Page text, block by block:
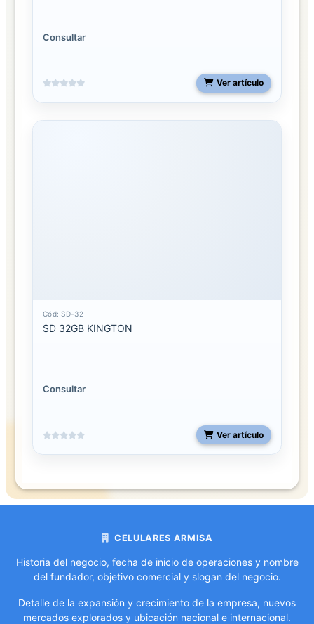
Consultar
Ver artículo
Cód: SD-32
SD 32GB KINGTON
Consultar
Ver artículo
CELULARES ARMISA
Historia del negocio, fecha de inicio de operaciones y nombre
del fundador, objetivo comercial y slogan del negocio.
Detalle de la expansión y crecimiento de la empresa, nuevos
mercados explorados y ubicación nacional e internacional.